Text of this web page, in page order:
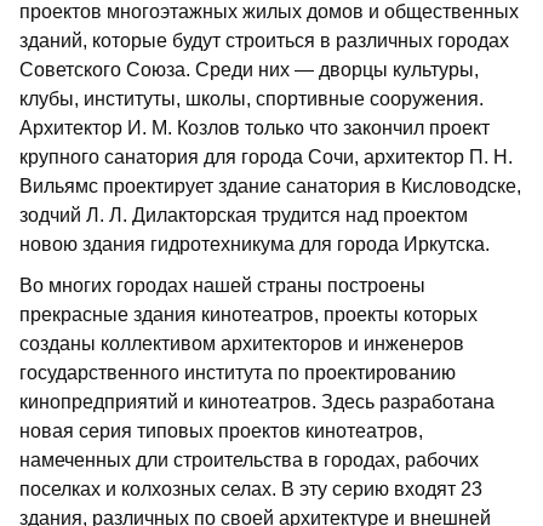
проектов многоэтажных жилых домов и общественных
зданий, которые будут строиться в различных городах
Советского Союза. Среди них — дворцы культуры,
клубы, институты, школы, спортивные сооружения.
Архитектор И. М. Козлов только что закончил проект
крупного санатория для города Сочи, архитектор П. Н.
Вильямс проектирует здание санатория в Кисловодске,
зодчий Л. Л. Дилакторская трудится над проектом
новою здания гидротехникума для города Иркутска.
Во многих городах нашей страны построены
прекрасные здания кинотеатров, проекты которых
созданы коллективом архитекторов и инженеров
государственного института по проектированию
кинопредприятий и кинотеатров. Здесь разработана
новая серия типовых проектов кинотеатров,
намеченных дли строительства в городах, рабочих
поселках и колхозных селах. В эту серию входят 23
здания, различных по своей архитектуре и внешней